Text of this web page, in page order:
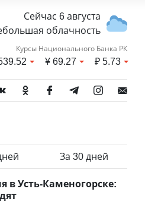
Сейчас 6 августа
облачность
Курсы Национального Банка РК
¥69.27 ₽5.73
За 30 дней
в Усть-Каменогорске: